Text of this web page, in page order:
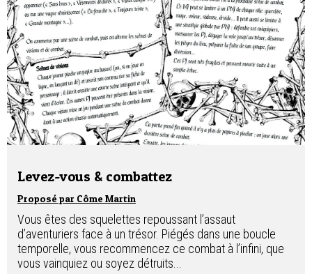
Levez-vous & combattez
Proposé par Côme Martin
Vous êtes des squelettes repoussant l’assaut
d’aventuriers face à un trésor. Piégés dans une boucle
temporelle, vous recommencez ce combat à l’infini, que
vous vainquiez ou soyez détruits...